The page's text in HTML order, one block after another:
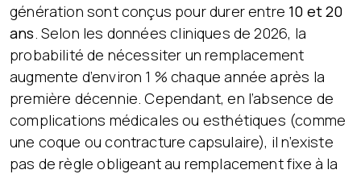
génération sont conçus pour durer entre 10 et 20
ans . Selon les données cliniques de 2026, la
probabilité de nécessiter un remplacement
augmente d’environ 1 % chaque année après la
première décennie. Cependant, en l’absence de
complications médicales ou esthétiques (comme
une coque ou contracture capsulaire), il n’existe
pas de règle obligeant au remplacement fixe à la